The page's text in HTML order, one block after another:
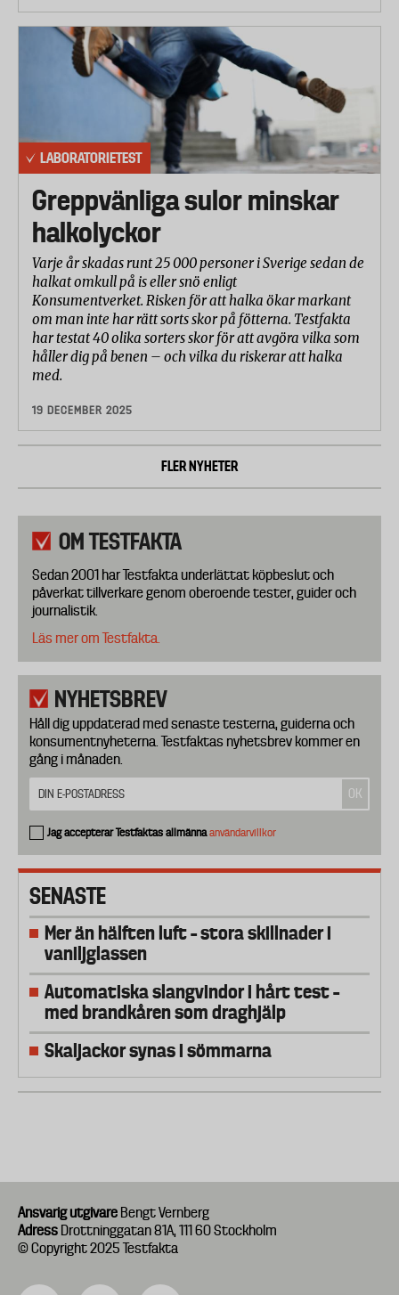
LABORATORIETEST
Greppvänliga sulor minskar
halkolyckor
Varje år skadas runt 25 000 personer i Sverige sedan de
halkat omkull på is eller snö enligt
Konsumentverket. Risken för att halka ökar markant
om man inte har rätt sorts skor på fötterna. Testfakta
har testat 40 olika sorters skor för att avgöra vilka som
håller dig på benen – och vilka du riskerar att halka
med.
19 DECEMBER 2025
FLER NYHETER
OM TESTFAKTA
Sedan 2001 har Testfakta underlättat köpbeslut och
påverkat tillverkare genom oberoende tester, guider och
journalistik.
Läs mer om Testfakta.
NYHETSBREV
Håll dig uppdaterad med senaste testerna, guiderna och
konsumentnyheterna. Testfaktas nyhetsbrev kommer en
gång i månaden.
Jag accepterar Testfaktas allmännaanvändarvillkor
SENASTE
Mer än hälften luft – stora skillnader i
vaniljglassen
Automatiska slangvindor i hårt test –
med brandkåren som draghjälp
Skaljackor synas i sömmarna
Ansvarig utgivare Bengt Vernberg
Adress Drottninggatan 81A, 111 60 Stockholm
© Copyright 2025 Testfakta